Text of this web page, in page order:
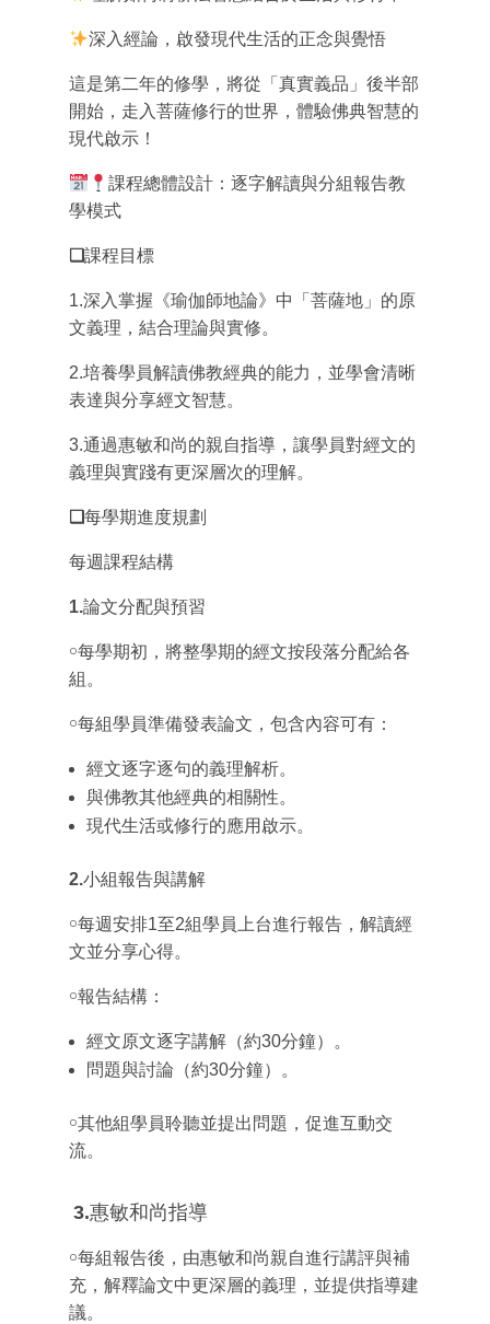
深入經論，啟發現代生活的正念與覺悟
這是第二年的修學，將從「真實義品」後半部
開始，走入菩薩修行的世界，體驗佛典智慧的
現代啟示！
課程總體設計：逐字解讀與分組報告教
學模式
❑課程目標
1.深入掌握《瑜伽師地論》中「菩薩地」的原
文義理，結合理論與實修。
2.培養學員解讀佛教經典的能力，並學會清晰
表達與分享經文智慧。
3.通過惠敏和尚的親自指導，讓學員對經文的
義理與實踐有更深層次的理解。
❑每學期進度規劃
每週課程結構
1.論文分配與預習
￮每學期初，將整學期的經文按段落分配給各
組。
￮每組學員準備發表論文，包含內容可有：
經文逐字逐句的義理解析。
與佛教其他經典的相關性。
現代生活或修行的應用啟示。
2.小組報告與講解
￮每週安排1至2組學員上台進行報告，解讀經
文並分享心得。
￮報告結構：
經文原文逐字講解（約30分鐘）。
問題與討論（約30分鐘）。
￮其他組學員聆聽並提出問題，促進互動交
流。
3.惠敏和尚指導
￮每組報告後，由惠敏和尚親自進行講評與補
充，解釋論文中更深層的義理，並提供指導建
議。